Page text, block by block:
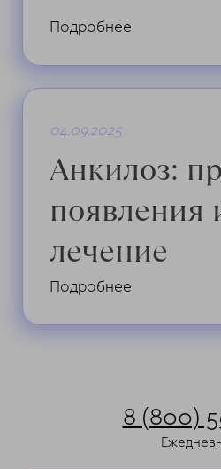
Подробнее
04.09.2025
Анкилоз:
появления
лечение
Подробнее
8 (800)